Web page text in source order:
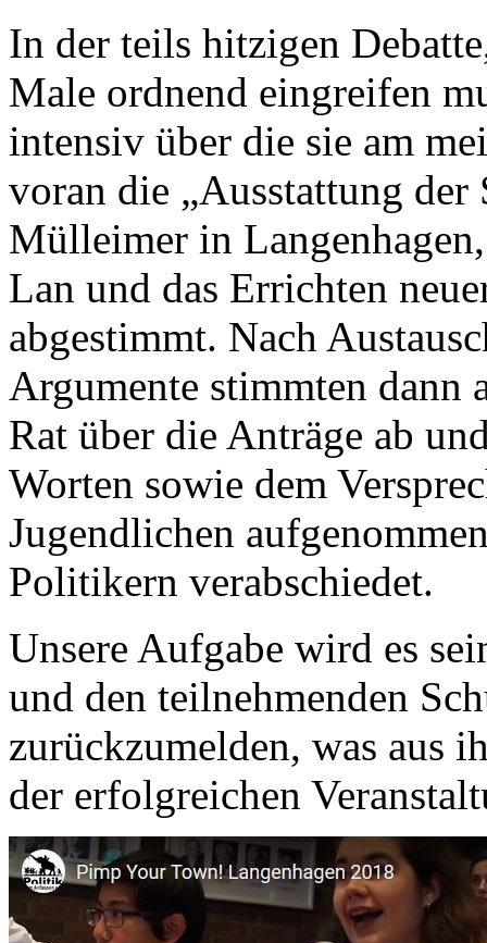
In der teils hitzigen
Male ordnend eingreifen
intensiv über die sie am
voran die „Ausstattung der
Mülleimer in
Lan und das Errichten
abgestimmt. Nach
Argumente stimmten dann
Rat über die Anträge ab
Worten sowie dem
Jugendlichen
Politikern verabschiedet.
Unsere Aufgabe wird es
und den teilnehmenden
zurückzumelden, was aus
der erfolgreichen